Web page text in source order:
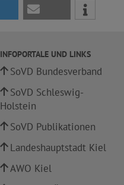
INFOPORTALE UND LINKS
SoVD Bundesverband
SoVD Schleswig-
Holstein
SoVD Publikationen
Landeshauptstadt Kiel
AWO Kiel